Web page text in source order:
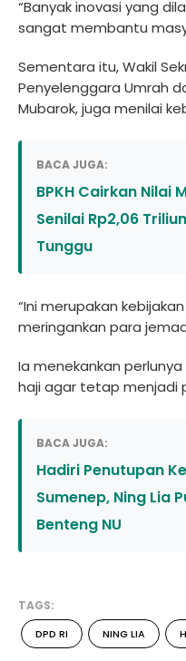
“Banyak inovasi yang
sangat membantu
Sementara itu, Wakil
Penyelenggara Umrah
Mubarok, juga menilai
BACA JUGA:
BPKH Cairkan Nilai
Senilai Rp2,06
Tunggu
“Ini merupakan
meringankan para
Ia menekankan
haji agar tetap menjadi
BACA JUGA:
Hadiri Penutupan
Sumenep, Ning Lia
Benteng NU
TAGS:
DPD RI NING LIA